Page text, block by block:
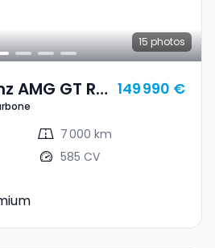
15 photos
AMG GT R
149 990 €
7 000 km
585 CV